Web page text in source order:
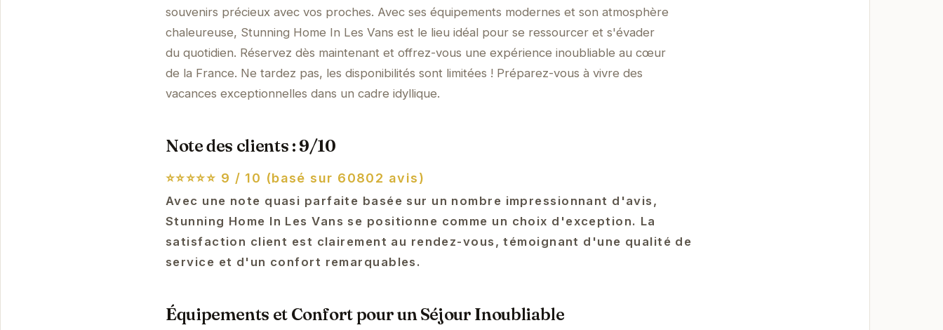
souvenirs précieux avec vos proches. Avec ses équipements modernes et son atmosphère
chaleureuse, Stunning Home In Les Vans est le lieu idéal pour se ressourcer et s'évader
du quotidien. Réservez dès maintenant et offrez-vous une expérience inoubliable au cœur
de la France. Ne tardez pas, les disponibilités sont limitées ! Préparez-vous à vivre des
vacances exceptionnelles dans un cadre idyllique.
Note des clients : 9/10
⭐⭐⭐⭐⭐ 9 / 10 (basé sur 60802 avis)
Avec une note quasi parfaite basée sur un nombre impressionnant d'avis,
Stunning Home In Les Vans se positionne comme un choix d'exception. La
satisfaction client est clairement au rendez-vous, témoignant d'une qualité de
service et d'un confort remarquables.
Équipements et Confort pour un Séjour Inoubliable